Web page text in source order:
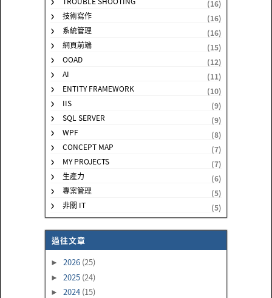
(16)
技術寫作
(16)
系統管理
(16)
網頁前端
(15)
OOAD
(12)
AI
(11)
ENTITY FRAMEWORK
(10)
IIS
(9)
SQL SERVER
(9)
WPF
(8)
CONCEPT MAP
(7)
MY PROJECTS
(7)
生產力
(6)
專案管理
(5)
非關 IT
(5)
過往文章
► 2026 (25)
► 2025 (24)
► 2024 (15)